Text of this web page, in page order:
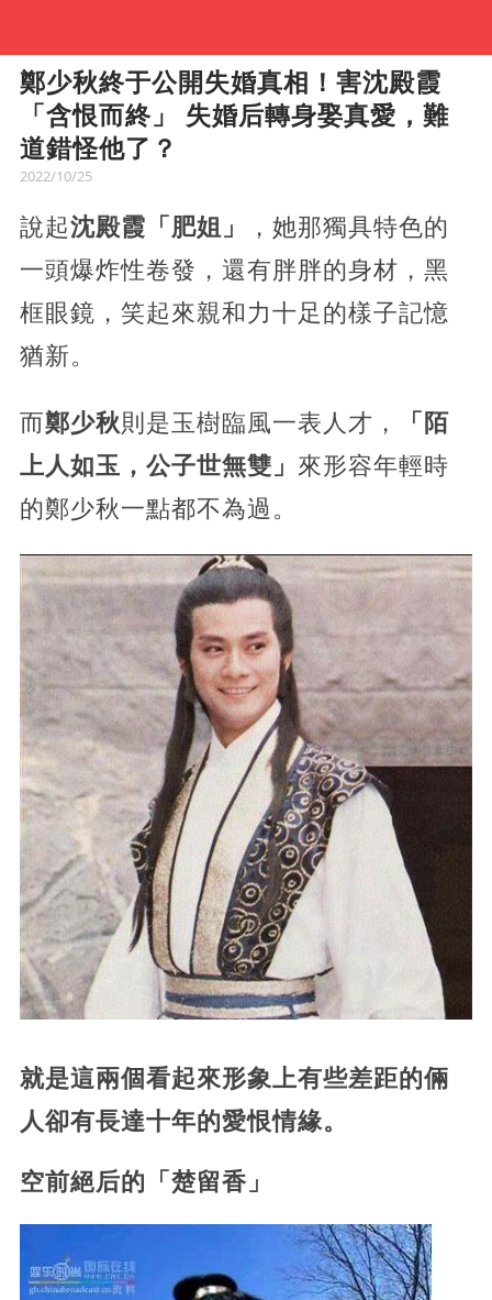
鄭少秋終于公開失婚真相！害沈殿霞
「含恨而終」 失婚后轉身娶真愛，難
道錯怪他了？
2022/10/25
說起沈殿霞「肥姐」
，她那獨具特色的
一頭爆炸性卷發，還有胖胖的身材，黑
框眼鏡，笑起來親和力十足的樣子記憶
猶新。
而鄭少秋則是玉樹臨風一表人才，
「陌
上人如玉，公子世無雙」 來形容年輕時
的鄭少秋一點都不為過。
就是這兩個看起來形象上有些差距的倆
人卻有長達十年的愛恨情緣。
空前絕后的「楚留香」